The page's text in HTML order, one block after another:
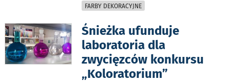
FARBY DEKORACYJNE
Śnieżka ufunduje
laboratoria dla
zwycięzców konkursu
„Koloratorium”